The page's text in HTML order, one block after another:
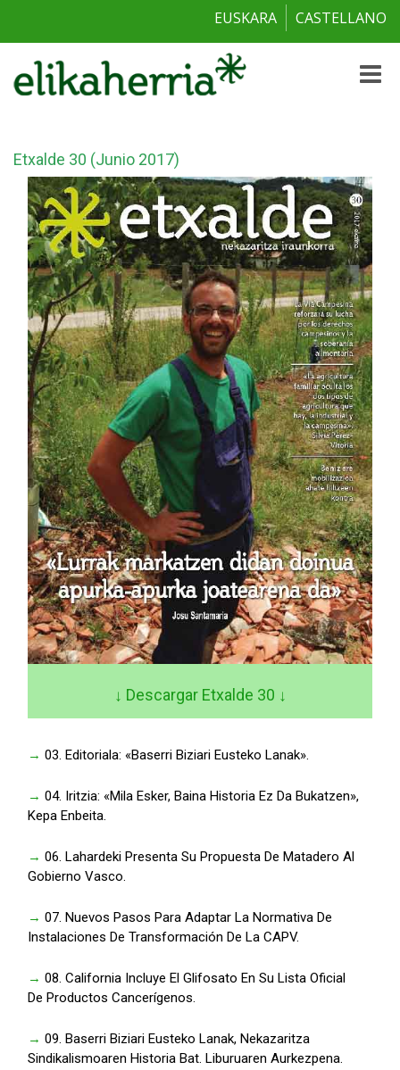
EUSKARA CASTELLANO
Toggle
Etxalde 30 (Junio 2017)
↓ Descargar Etxalde 30 ↓
→ 03. Editoriala: «Baserri Biziari Eusteko Lanak».
→ 04. Iritzia: «Mila Esker, Baina Historia Ez Da Bukatzen»,
Kepa Enbeita.
→ 06. Lahardeki Presenta Su Propuesta De Matadero Al
Gobierno Vasco.
→ 07. Nuevos Pasos Para Adaptar La Normativa De
Instalaciones De Transformación De La CAPV.
→ 08. California Incluye El Glifosato En Su Lista Oficial
De Productos Cancerígenos.
→ 09. Baserri Biziari Eusteko Lanak, Nekazaritza
Sindikalismoaren Historia Bat. Liburuaren Aurkezpena.